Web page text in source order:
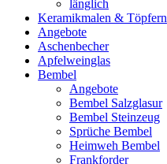
länglich
Keramikmalen & Töpfern
Angebote
Aschenbecher
Apfelweinglas
Bembel
Angebote
Bembel Salzglasur
Bembel Steinzeug
Sprüche Bembel
Heimweh Bembel
Frankforder